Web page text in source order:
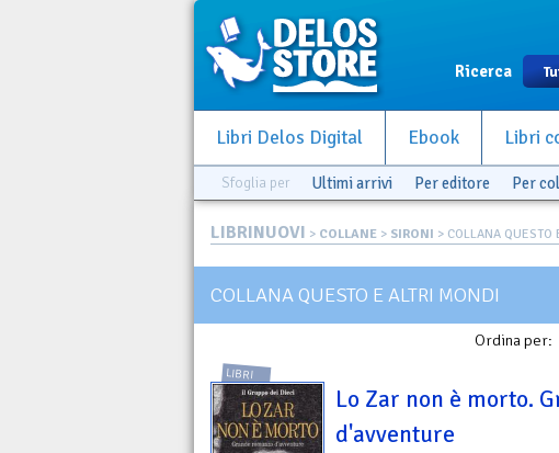
Ricerca
Libri Delos Digital Ebook Libri
Sfoglia per Ultimi arrivi Per editore Per
LIBRINUOVI > COLLANE > SIRONI > COLLANA QUESTO
COLLANA QUESTO E ALTRI MONDI
Ordina per:
LIBRI
Lo Zar non è morto.
d'avventure